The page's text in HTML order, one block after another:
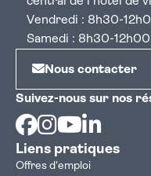
Vendredi : 8h30-
Samedi : 8h30-12h00
Nous contacter
Suivez-nous sur nos
Facebook
Instagram
Youtube
Liens pratiques
Offres d'emploi